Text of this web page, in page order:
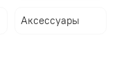
Аксессуары